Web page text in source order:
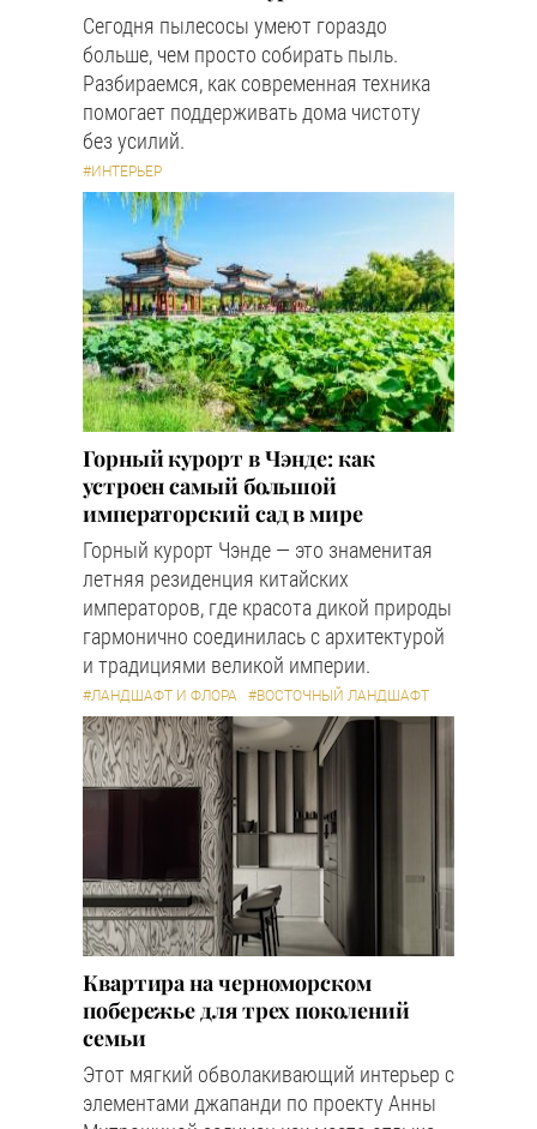
Сегодня пылесосы умеют гораздо
больше, чем просто собирать пыль.
Разбираемся, как современная техника
помогает поддерживать дома чистоту
без усилий.
#ИНТЕРЬЕР
Горный курорт в Чэнде: как
устроен самый большой
императорский сад в мире
Горный курорт Чэнде — это знаменитая
летняя резиденция китайских
императоров, где красота дикой природы
гармонично соединилась с архитектурой
и традициями великой империи.
#ЛАНДШАФТ И ФЛОРА #ВОСТОЧНЫЙ ЛАНДШАФТ
Квартира на черноморском
побережье для трех поколений
семьи
Этот мягкий обволакивающий интерьер с
элементами джапанди по проекту Анны